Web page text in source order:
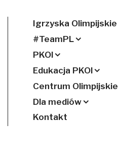
Igrzyska Olimpijskie
#TeamPL
PKOl
Edukacja PKOl
Centrum Olimpijskie
Dla mediów
Kontakt